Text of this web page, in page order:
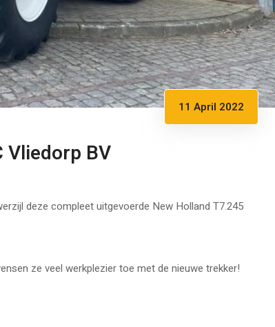
11 April 2022
Vliedorp BV
deze compleet uitgevoerde New Holland T7.245
ze veel werkplezier toe met de nieuwe trekker!